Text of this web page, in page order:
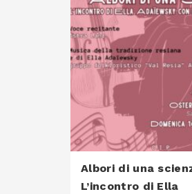
Albori di una
L’incontro di Ella